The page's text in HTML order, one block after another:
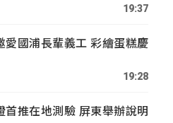
19:37
愛國浦長輩義工 彩繪蛋糕慶
19:28
首推在地測驗 屏東舉辦說明